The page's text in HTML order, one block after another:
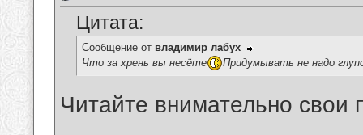
Цитата:
Сообщение от владимир лабух
Что за хрень вы несёте
Придумывать не надо
Читайте внимательно свои